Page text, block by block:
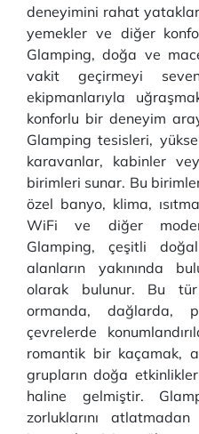
deneyimini rahat
yemekler ve diğer
Glamping, doğa ve
vakit geçirmeyi
ekipmanlarıyla
konforlu bir deneyim
Glamping tesisleri,
karavanlar, kabinler
birimleri sunar. Bu
özel banyo, klima,
WiFi ve diğer
Glamping, çeşitli
alanların yakınında
olarak bulunur. Bu
ormanda, dağlarda,
çevrelerde
romantik bir kaçamak,
grupların doğa
haline gelmiştir.
zorluklarını